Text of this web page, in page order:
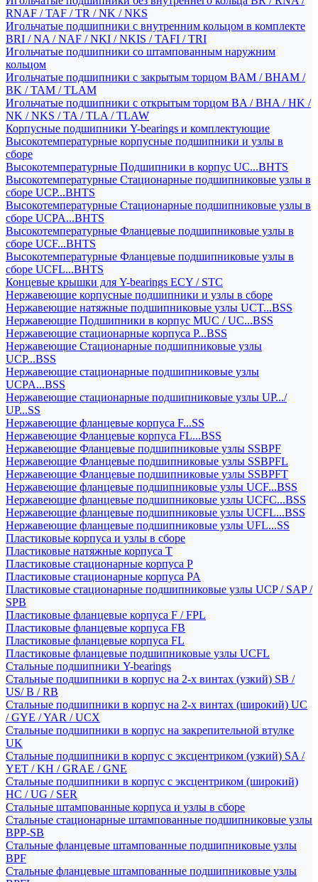
RNAF / TAF / TR / NK / NKS
Игольчатые подшипники с внутренним кольцом в комплекте
BRI / NA / NAF / NKI / NKIS / TAFI / TRI
Игольчатые подшипники со штампованным наружним
кольцом
Игольчатые подшипники с закрытым торцом BAM / BHAM /
BK / TAM / TLAM
Игольчатые подшипники с открытым торцом BA / BHA / HK /
NK / NKS / TA / TLA / TLAW
Корпусные подшипники Y-bearings и комплектующие
Высокотемпературные корпусные подшипники и узлы в
сборе
Высокотемпературные Подшипники в корпус UC...BHTS
Высокотемпературные Стационарные подшипниковые узлы в
сборе UCP...BHTS
Высокотемпературные Стационарные подшипниковые узлы в
сборе UCPA...BHTS
Высокотемпературные Фланцевые подшипниковые узлы в
сборе UCF...BHTS
Высокотемпературные Фланцевые подшипниковые узлы в
сборе UCFL...BHTS
Концевые крышки для Y-bearings ECY / STC
Нержавеющие корпусные подшипники и узлы в сборе
Нержавеющие натяжные подшипниковые узлы UCT...BSS
Нержавеющие Подшипники в корпус MUC / UC...BSS
Нержавеющие стационарные корпуса P...BSS
Нержавеющие Стационарные подшипниковые узлы
UCP...BSS
Нержавеющие стационарные подшипниковые узлы
UCPA...BSS
Нержавеющие стационарные подшипниковые узлы UP.../
UP...SS
Нержавеющие фланцевые корпуса F...SS
Нержавеющие Фланцевые корпуса FL...BSS
Нержавеющие Фланцевые подшипниковые узлы SSBPF
Нержавеющие Фланцевые подшипниковые узлы SSBPFL
Нержавеющие Фланцевые подшипниковые узлы SSBPFT
Нержавеющие фланцевые подшипниковые узлы UCF...BSS
Нержавеющие фланцевые подшипниковые узлы UCFC...BSS
Нержавеющие фланцевые подшипниковые узлы UCFL...BSS
Нержавеющие фланцевые подшипниковые узлы UFL...SS
Пластиковые корпуса и узлы в сборе
Пластиковые натяжные корпуса T
Пластиковые стационарные корпуса P
Пластиковые стационарные корпуса PA
Пластиковые стационарные подшипниковые узлы UCP / SAP /
SPB
Пластиковые фланцевые корпуса F / FPL
Пластиковые фланцевые корпуса FB
Пластиковые фланцевые корпуса FL
Пластиковые фланцевые подшипниковые узлы UCFL
Стальные подшипники Y-bearings
Стальные подшипники в корпус на 2-х винтах (узкий) SB /
US/ B / RB
Стальные подшипники в корпус на 2-х винтах (широкий) UC
/ GYE / YAR / UCX
Стальные подшипники в корпус на закрепительной втулке
UK
Стальные подшипники в корпус с эксцентриком (узкий) SA /
YET / KH / GRAE / GNE
Стальные подшипники в корпус с эксцентриком (широкий)
HC / UG / SER
Стальные штампованные корпуса и узлы в сборе
Стальные стационарные штампованные подшипниковые узлы
BPP-SB
Стальные фланцевые штампованные подшипниковые узлы
BPF
Стальные фланцевые штампованные подшипниковые узлы